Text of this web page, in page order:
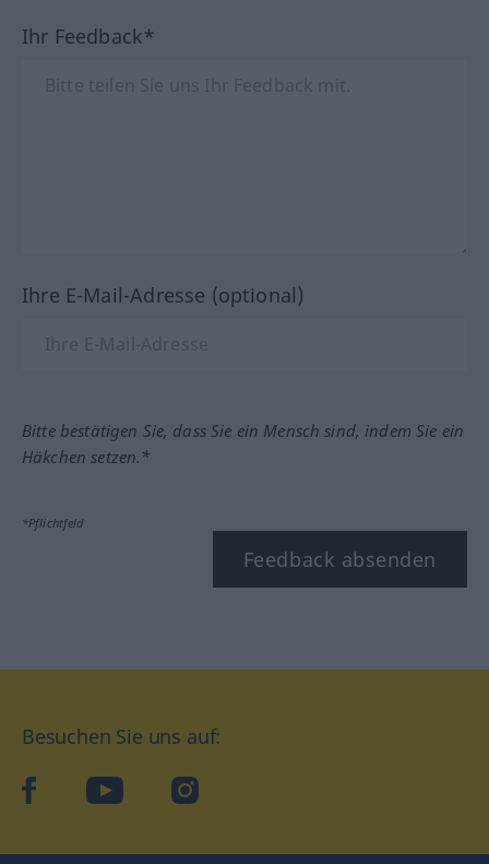
Ihr Feedback*
Ihre E-Mail-Adresse (optional)
Bitte bestätigen Sie, dass Sie ein Mensch sind, indem Sie ein
Häkchen setzen.*
*Pflichtfeld
Feedback absenden
Besuchen Sie uns auf:
facebookYouTube Instagram